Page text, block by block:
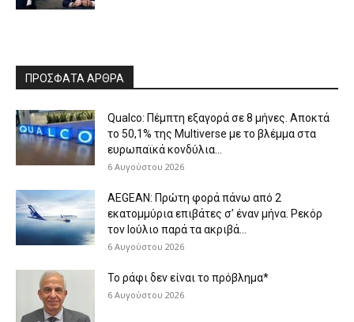
ΠΡΟΣΦΑΤΑ ΑΡΘΡΑ
Qualco: Πέμπτη εξαγορά σε 8 μήνες. Aποκτά
το 50,1% της Multiverse με το βλέμμα στα
ευρωπαϊκά κονδύλια...
6 Αυγούστου 2026
AEGEAN: Πρώτη φορά πάνω από 2
εκατομμύρια επιβάτες σ’ έναν μήνα. Ρεκόρ
τον Ιούλιο παρά τα ακριβά...
6 Αυγούστου 2026
Το ράφι δεν είναι το πρόβλημα*
6 Αυγούστου 2026